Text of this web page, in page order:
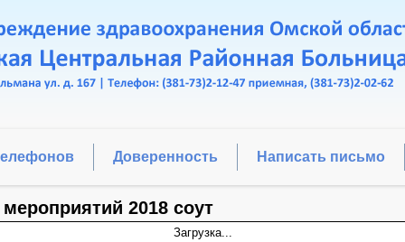
Доверенность Написать письмо
2018 соут
Загрузка...